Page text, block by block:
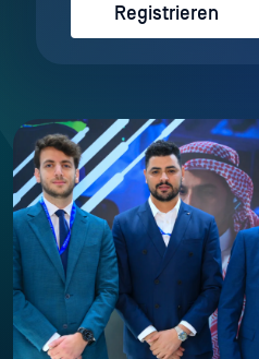
Registrieren